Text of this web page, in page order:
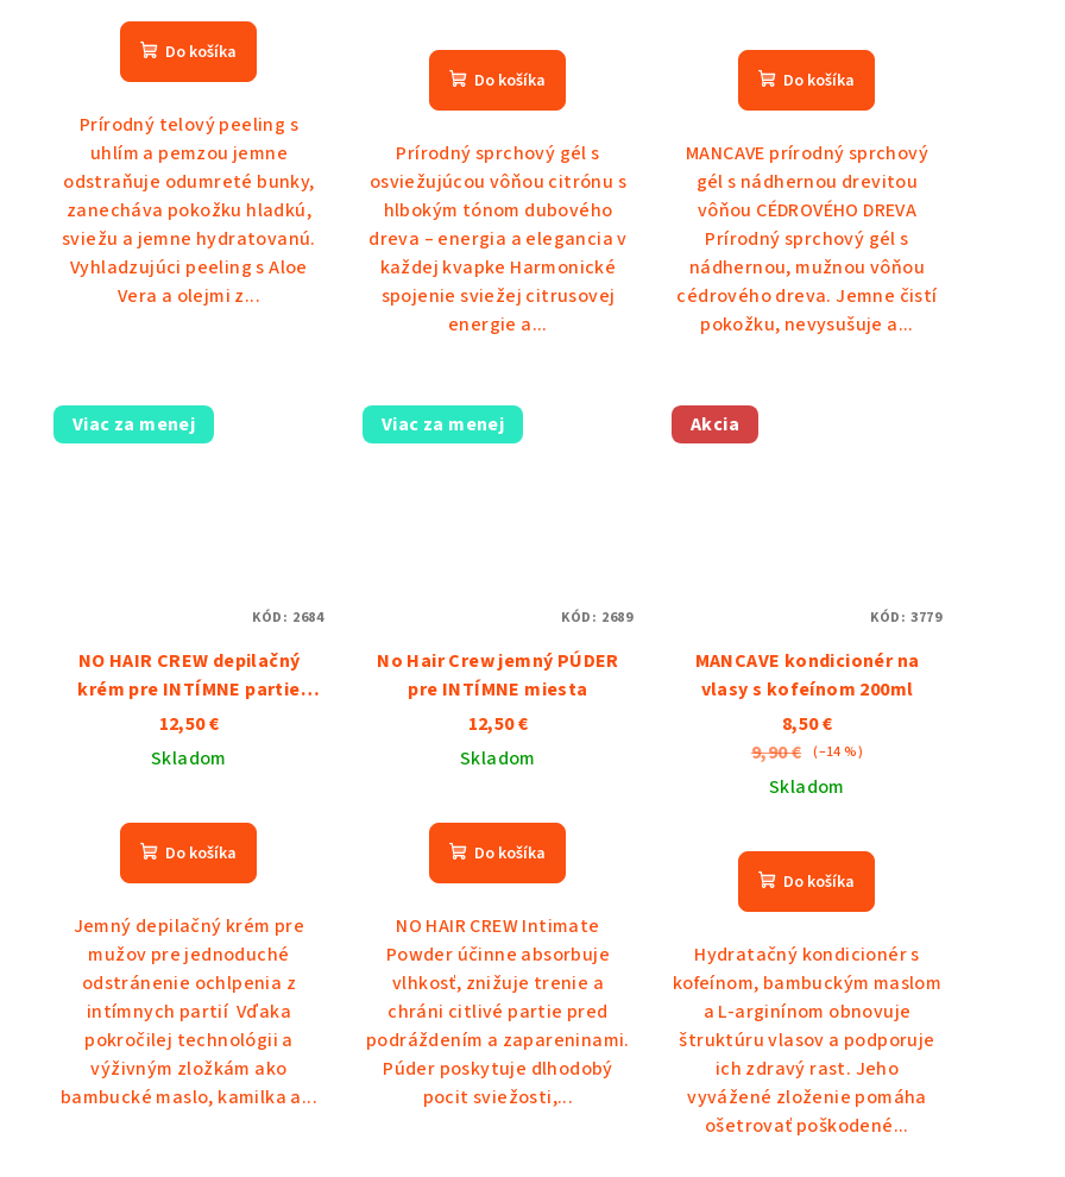
Do košíka
Prírodný telový peeling s
uhlím a pemzou jemne
odstraňuje odumreté bunky,
zanecháva pokožku hladkú,
sviežu a jemne hydratovanú.
Vyhladzujúci peeling s Aloe
Vera a olejmi z...
Do košíka
Prírodný sprchový gél s
osviežujúcou vôňou citrónu s
hlbokým tónom dubového
dreva – energia a elegancia v
každej kvapke Harmonické
spojenie sviežej citrusovej
energie a...
Do košíka
MANCAVE prírodný sprchový
gél s nádhernou drevitou
vôňou CÉDROVÉHO DREVA
Prírodný sprchový gél s
nádhernou, mužnou vôňou
cédrového dreva. Jemne čistí
pokožku, nevysušuje a...
Viac za menej
NO HAIR CREW depilačný
krém pre INTÍMNE partie
100ml
12,50 €
Skladom
hodnotenie
produktu
je
5,0
z
hviezdičiek.
Do košíka
Jemný depilačný krém pre
mužov pre jednoduché
odstránenie ochlpenia z
intímnych partií Vďaka
pokročilej technológii a
výživným zložkám ako
bambucké maslo, kamilka a...
KÓD: 2684
Viac za menej
No Hair Crew jemný PÚDER
pre INTÍMNE miesta
12,50 €
Skladom
Do košíka
NO HAIR CREW Intimate
Powder účinne absorbuje
vlhkosť, znižuje trenie a
chráni citlivé partie pred
podráždením a zapareninami.
Púder poskytuje dlhodobý
pocit sviežosti,...
KÓD: 2689
Akcia
MANCAVE kondicionér na
vlasy s kofeínom 200ml
8,50 €
9,90 € (–14 %)
Skladom
Do košíka
Hydratačný kondicionér s
kofeínom, bambuckým maslom
a L-arginínom obnovuje
štruktúru vlasov a podporuje
ich zdravý rast. Jeho
vyvážené zloženie pomáha
ošetrovať poškodené...
KÓD: 3779